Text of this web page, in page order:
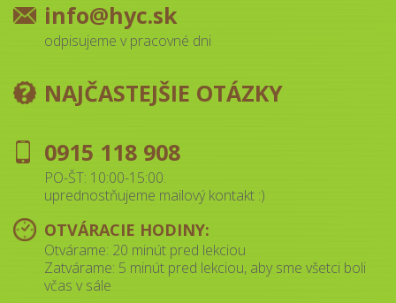
info@hyc.sk
odpisujeme v pracovné dni
NAJČASTEJŠIE OTÁZKY
0915 118 908
PO-ŠT: 10:00-15:00.
uprednostňujeme mailový kontakt :)
OTVÁRACIE HODINY:
Otvárame: 20 minút pred lekciou
Zatvárame: 5 minút pred lekciou, aby sme všetci boli
včas v sále